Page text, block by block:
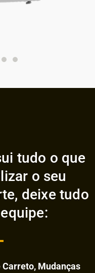
tudo o que
o seu
deixe tudo
Carreto, Mudanças